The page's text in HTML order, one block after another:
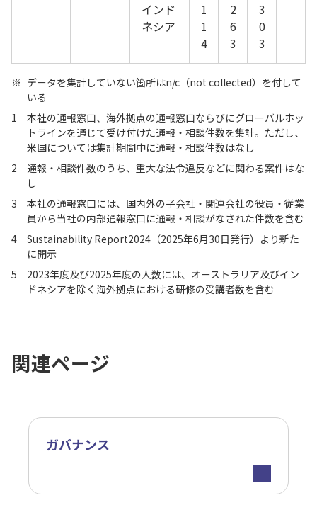
インド
ネシア
1
1
4
2
6
3
3
0
3
※ データを集計していない箇所はn/c（not collected）を付して
いる
1
本社の通報窓口、海外拠点の通報窓口ならびにグローバルホッ
トラインを通じて受け付けた通報・相談件数を集計。ただし、
米国については集計期間中に通報・相談件数はなし
2
通報・相談件数のうち、重大な法令違反などに関わる案件はな
し
3
本社の通報窓口には、国内外の子会社・関連会社の役員・従業
員から当社の内部通報窓口に通報・相談がなされた件数を含む
4
Sustainability Report2024（2025年6月30日発行）より新た
に開示
5
2023年度及び2025年度の人数には、オーストラリア及びイン
ドネシアを除く海外拠点における研修の受講者数を含む
関連ページ
ガバナンス